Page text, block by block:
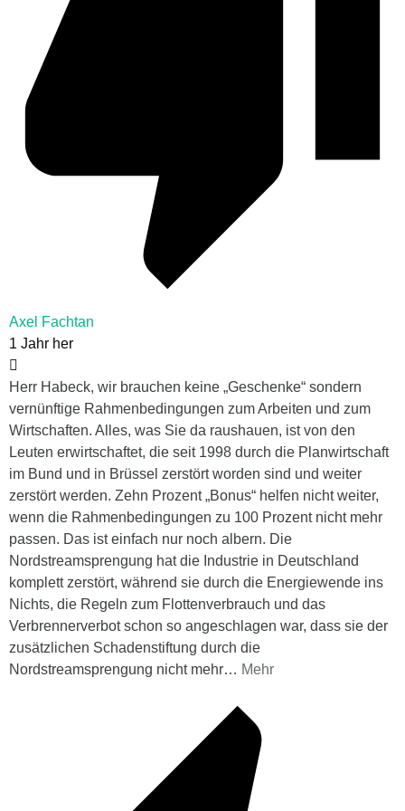
Axel Fachtan
1 Jahr her
Herr Habeck, wir brauchen keine „Geschenke“ sondern
vernünftige Rahmenbedingungen zum Arbeiten und zum
Wirtschaften. Alles, was Sie da raushauen, ist von den
Leuten erwirtschaftet, die seit 1998 durch die Planwirtschaft
im Bund und in Brüssel zerstört worden sind und weiter
zerstört werden. Zehn Prozent „Bonus“ helfen nicht weiter,
wenn die Rahmenbedingungen zu 100 Prozent nicht mehr
passen. Das ist einfach nur noch albern. Die
Nordstreamsprengung hat die Industrie in Deutschland
komplett zerstört, während sie durch die Energiewende ins
Nichts, die Regeln zum Flottenverbrauch und das
Verbrennerverbot schon so angeschlagen war, dass sie der
zusätzlichen Schadenstiftung durch die
Nordstreamsprengung nicht mehr… Mehr